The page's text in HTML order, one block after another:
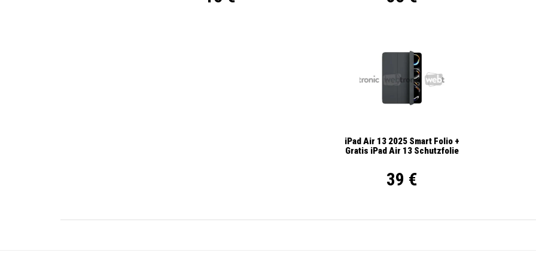
iPad Air 13 2025 Smart Folio +
Gratis iPad Air 13 Schutzfolie
39 €